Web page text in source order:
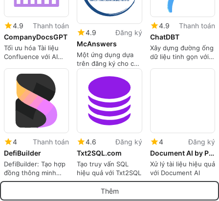
4.9
Thanh toán
CompanyDocsGPT
Tối ưu hóa Tài liệu
Confluence với AI
4.9
Đăng ký
McAnswers
Một ứng dụng dựa
trên đăng ký cho các
ứng dụng Web.
4.9
Thanh toán
ChatDBT
Xây dựng đường ống
dữ liệu tinh gọn với
4
Thanh toán
DefiBuilder
DefiBuilder: Tạo hợp
đồng thông minh
bằng AI
4.6
Đăng ký
Txt2SQL.com
Tạo truy vấn SQL
hiệu quả với Txt2SQL
4
Đăng ký
Document AI by Playmaker
Xử lý tài liệu hiệu quả
với Document AI
Thêm